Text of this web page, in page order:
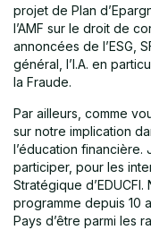
projet de Plan
l’AMF sur le droit de
annoncées de l’ESG,
général, l’I.A. en
la Fraude.
Par ailleurs, comme
sur notre implication
l’éducation financière.
participer, pour les
Stratégique
programme depuis 10
Pays d’être parmi les